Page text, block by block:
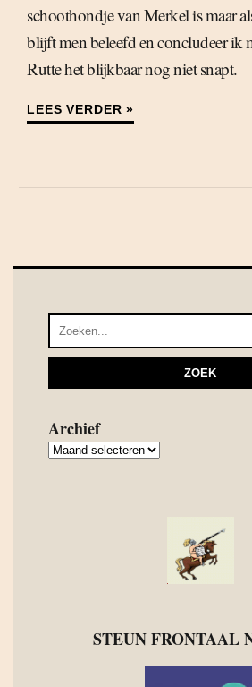
schoothondje van Merkel is maar
blijft men beleefd en concludeer ik
Rutte het blijkbaar nog niet snapt.
LEES VERDER »
Archief
Archief
STEUN FRONTAAL